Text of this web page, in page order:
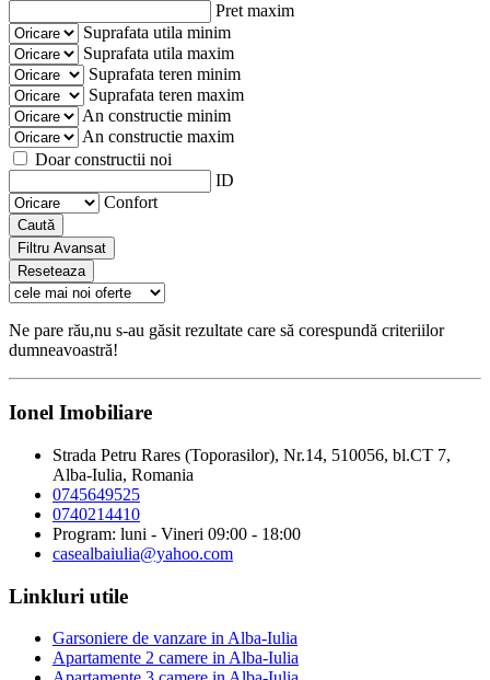
Pret maxim
Suprafata utila minim
Suprafata utila maxim
Suprafata teren minim
Suprafata teren maxim
An constructie minim
An constructie maxim
Doar constructii noi
ID
Confort
Caută
Filtru Avansat
Reseteaza
Ne pare rău,nu s-au găsit rezultate care să corespundă criteriilor
dumneavoastră!
Ionel Imobiliare
Strada Petru Rares (Toporasilor), Nr.14, 510056, bl.CT 7,
Alba-Iulia, Romania
0745649525
0740214410
Program: luni - Vineri 09:00 - 18:00
casealbaiulia@yahoo.com
Linkluri utile
Garsoniere de vanzare in Alba-Iulia
Apartamente 2 camere in Alba-Iulia